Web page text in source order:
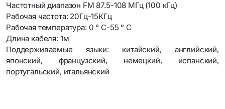
Частотный диапазон FM 87.5-108 МГц (100 кГц)
Рабочая частота: 20Гц-15КГц
Рабочая температура: 0 ° C-55 ° C
Длина кабеля: 1м
Поддерживаемые языки: китайский, английский,
японский, французский, немецкий, испанский,
португальский, итальянский